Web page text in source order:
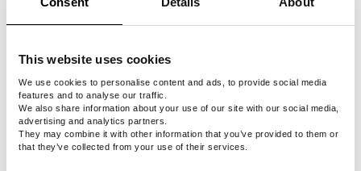
This website uses cookies
We use cookies to personalise content and ads, to provide social media
features and to analyse our traffic.
We also share information about your use of our site with our social media,
advertising and analytics partners.
They may combine it with other information that you’ve provided to them or
that they’ve collected from your use of their services.
بماذا نحتفل إذا سبق لك النقر فوق أحد مقاطع